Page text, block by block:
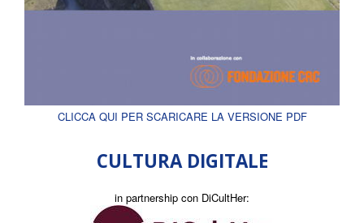
CLICCA QUI PER SCARICARE LA VERSIONE PDF
CULTURA DIGITALE
in partnership con DiCultHer: